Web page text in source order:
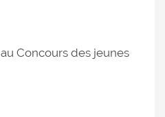
Concours des jeunes